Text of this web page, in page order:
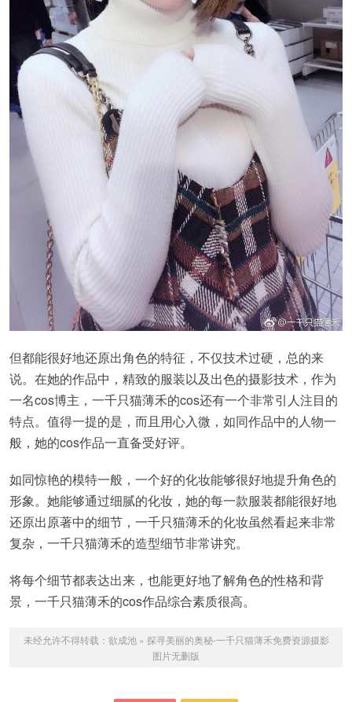
但都能很好地还原出角色的特征，不仅技术过硬，总的来
说。在她的作品中，精致的服装以及出色的摄影技术，作为
一名cos博主，一千只猫薄禾的cos还有一个非常引人注目的
特点。值得一提的是，而且用心入微，如同作品中的人物一
般，她的cos作品一直备受好评。
如同惊艳的模特一般，一个好的化妆能够很好地提升角色的
形象。她能够通过细腻的化妆，她的每一款服装都能很好地
还原出原著中的细节，一千只猫薄禾的化妆虽然看起来非常
复杂，一千只猫薄禾的造型细节非常讲究。
将每个细节都表达出来，也能更好地了解角色的性格和背
景，一千只猫薄禾的cos作品综合素质很高。
未经允许不得转载： 欲成池» 探寻美丽的奥秘-一千只猫薄禾免费资源摄影
图片无删版